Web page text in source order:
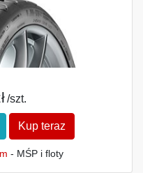
/szt.
Kup teraz
- MŚP i floty